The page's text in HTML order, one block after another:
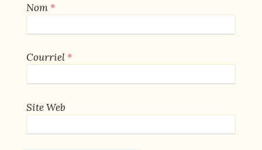
Nom *
Courriel *
Site Web